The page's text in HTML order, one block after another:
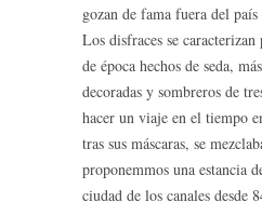
gozan de fama fuera del
Los disfraces se
de época hechos de seda,
decoradas y sombreros de
hacer un viaje en el tiempo
tras sus máscaras, se
proponemmos una estancia
ciudad de los canales desde